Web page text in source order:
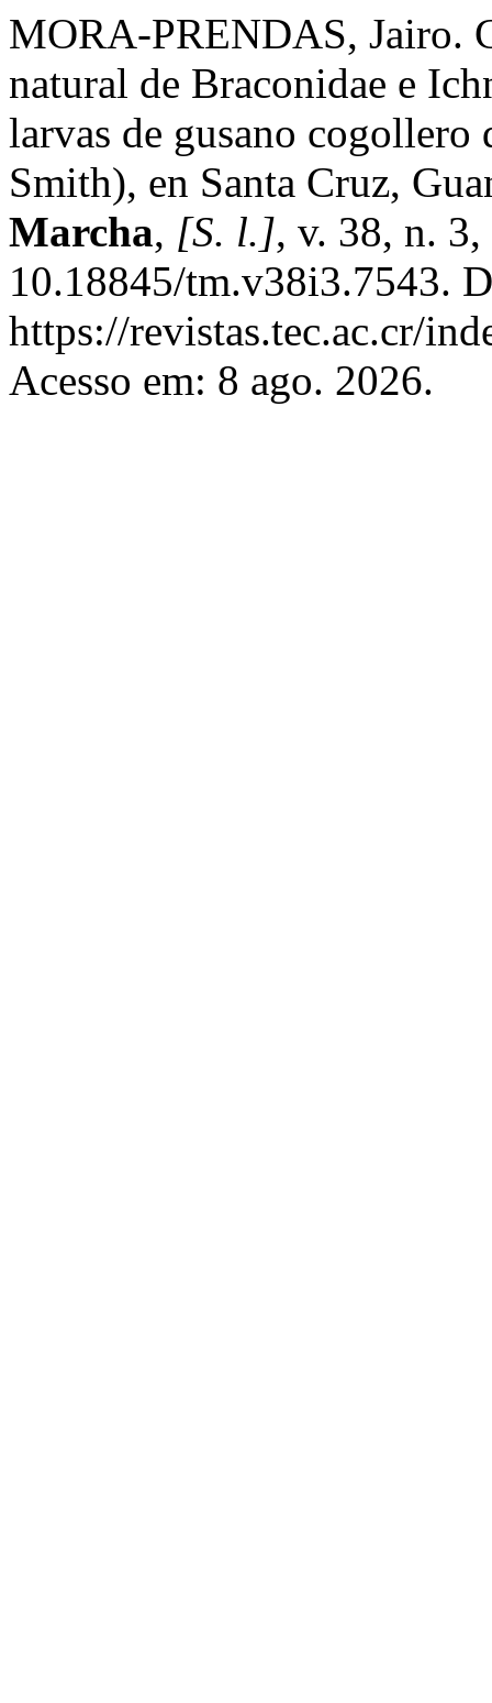
MORA-PRENDAS, Jairo.
natural de Braconidae e
larvas de gusano
Smith), en Santa Cruz,
Marcha, [S. l.], v. 38, n.
10.18845/tm.v38i3.7543.
https://revistas.tec.ac.cr/
Acesso em: 8 ago. 2026.